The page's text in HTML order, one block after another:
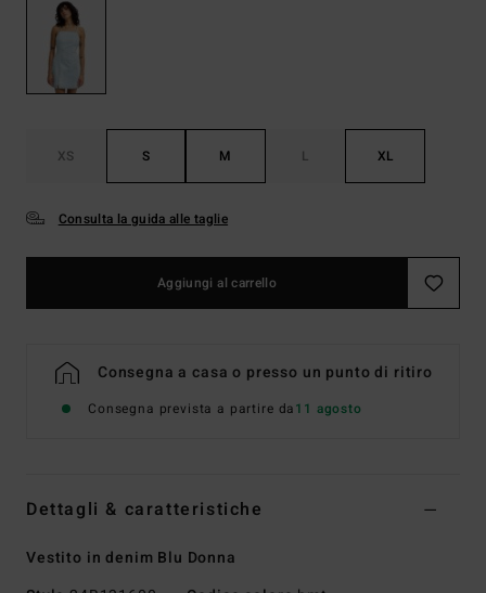
XS S M L XL
Consulta la guida alle taglie
Aggiungi al carrello
Consegna a casa o presso un punto di ritiro
Consegna prevista a partire da11 agosto
Dettagli & caratteristiche
Vestito in denim Blu Donna